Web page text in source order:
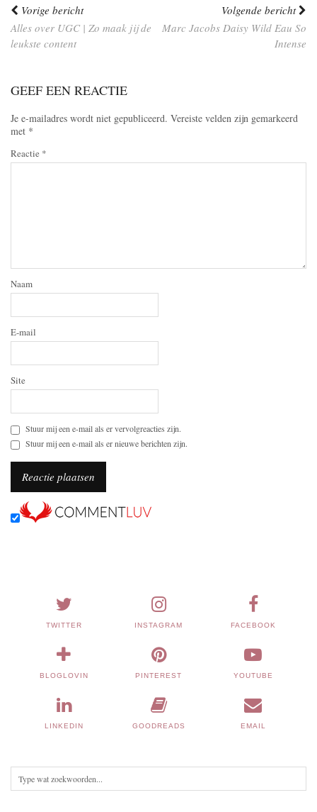
Vorige bericht
Alles over UGC | Zo maak jij de
leukste content
Volgende bericht
Marc Jacobs Daisy Wild Eau So
Intense
GEEF EEN REACTIE
Je e-mailadres wordt niet gepubliceerd. Vereiste velden zijn gemarkeerd
met *
Reactie *
Naam
E-mail
Site
Stuur mij een e-mail als er vervolgreacties zijn.
Stuur mij een e-mail als er nieuwe berichten zijn.
TWITTER INSTAGRAM FACEBOOK
BLOGLOVIN PINTEREST YOUTUBE
LINKEDIN GOODREADS EMAIL